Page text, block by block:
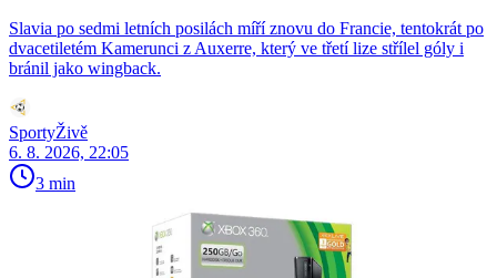
Slavia po sedmi letních posilách míří znovu do Francie, tentokrát po
dvacetiletém Kamerunci z Auxerre, který ve třetí lize střílel góly i
bránil jako wingback.
SportyŽivě
6. 8. 2026, 22:05
3 min